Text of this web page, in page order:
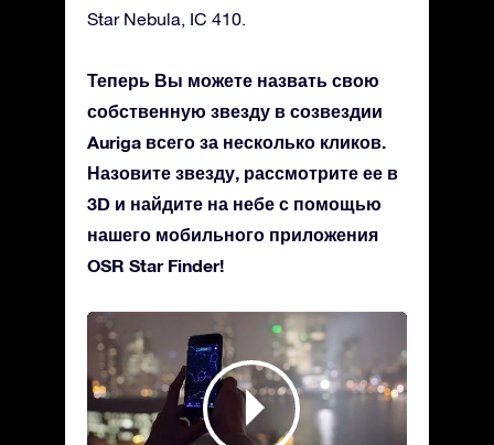
Star Nebula, IC 410.
Теперь Вы можете назвать свою
собственную звезду в созвездии
Auriga всего за несколько кликов.
Назовите звезду, рассмотрите ее в
3D и найдите на небе с помощью
нашего мобильного приложения
OSR Star Finder!